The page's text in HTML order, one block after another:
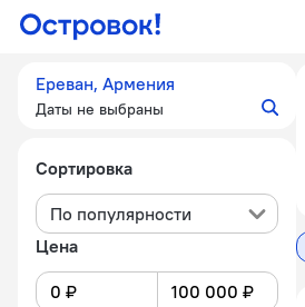
Ереван, Армения
Даты не выбраны
Сортировка
По популярности
Цена